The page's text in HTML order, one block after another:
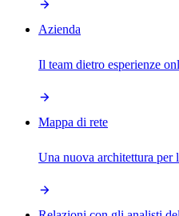
Azienda
Il team dietro esperienze
Mappa di rete
Una nuova architettura per